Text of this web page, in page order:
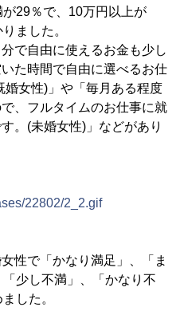
29％で、10万円以上が
ました。
で自由に使えるお金も少し
た時間で自由に選べるお仕
女性)」や「毎月ある程度
、フルタイムのお仕事に就
。(未婚女性)」などがあり
22802/2_2.gif
性で「かなり満足」、「ま
少し不満」、「かなり不
した。